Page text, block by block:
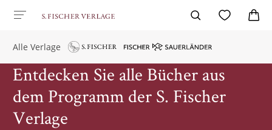
Alle Verlage
Entdecken Sie alle Bücher aus
dem Programm der S. Fischer
Verlage